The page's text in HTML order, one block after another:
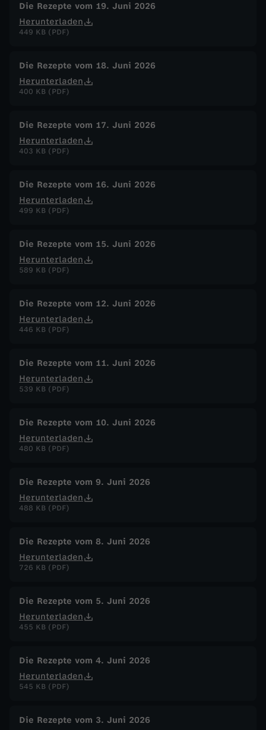
Die Rezepte vom 19. Juni 2026
Herunterladen
449 KB (PDF)
Die Rezepte vom 18. Juni 2026
Herunterladen
400 KB (PDF)
Die Rezepte vom 17. Juni 2026
Herunterladen
403 KB (PDF)
Die Rezepte vom 16. Juni 2026
Herunterladen
499 KB (PDF)
Die Rezepte vom 15. Juni 2026
Herunterladen
589 KB (PDF)
Die Rezepte vom 12. Juni 2026
Herunterladen
446 KB (PDF)
Die Rezepte vom 11. Juni 2026
Herunterladen
539 KB (PDF)
Die Rezepte vom 10. Juni 2026
Herunterladen
480 KB (PDF)
Die Rezepte vom 9. Juni 2026
Herunterladen
488 KB (PDF)
Die Rezepte vom 8. Juni 2026
Herunterladen
726 KB (PDF)
Die Rezepte vom 5. Juni 2026
Herunterladen
455 KB (PDF)
Die Rezepte vom 4. Juni 2026
Herunterladen
545 KB (PDF)
Die Rezepte vom 3. Juni 2026